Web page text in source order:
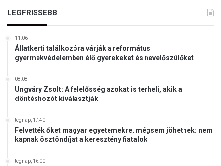
LEGFRISSEBB
11:06
Állatkerti találkozóra várják a református
gyermekvédelemben élő gyerekeket és nevelőszülőket
08:08
Ungváry Zsolt: A felelősség azokat is terheli, akik a
döntéshozót kiválasztják
tegnap, 17:40
Felvették őket magyar egyetemekre, mégsem jöhetnek: nem
kapnak ösztöndíjat a keresztény fiatalok
tegnap, 16:00